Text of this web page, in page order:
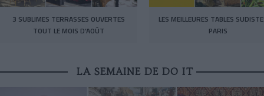
3 SUBLIMES TERRASSES OUVERTES
TOUT LE MOIS D’AOÛT
LES MEILLEURES TABLES
PARIS
LA SEMAINE DE DO IT